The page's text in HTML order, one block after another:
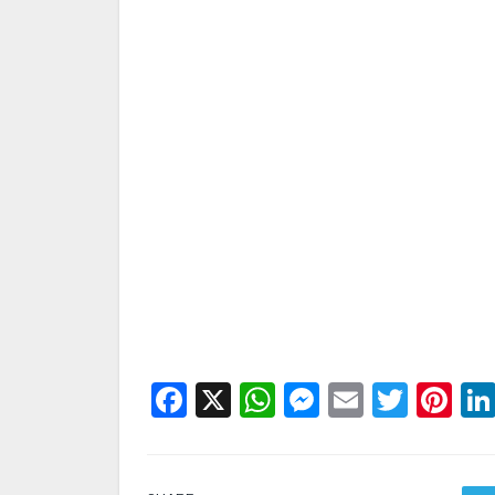
Facebook
X WhatsApp
Messenger
Email